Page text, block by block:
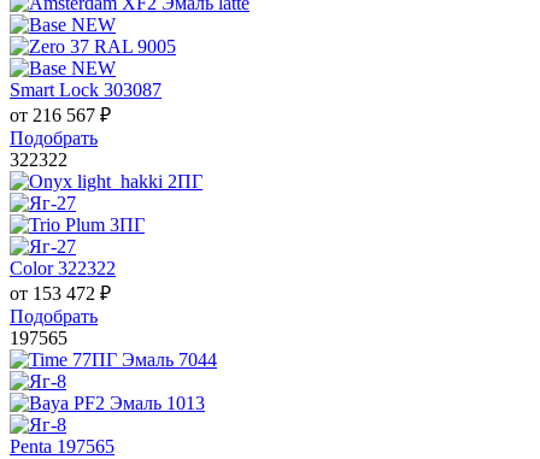
Smart Lock 303087
от 216 567 ₽
Подобрать
322322
Color 322322
от 153 472 ₽
Подобрать
197565
Penta 197565